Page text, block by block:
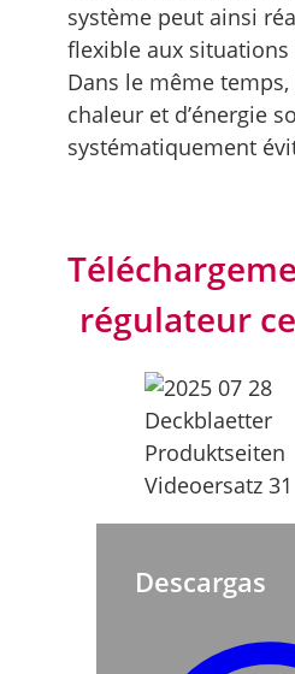
système peut ainsi
flexible aux situations
Dans le même
chaleur et d’énergie
systématiquement
régulateur
Descargas